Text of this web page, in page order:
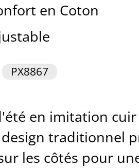
en Coton
PX8867
en imitation
traditionnel
les côtés pour